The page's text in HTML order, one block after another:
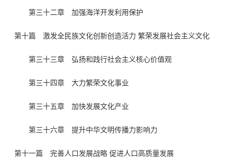
第三十二章 加强海洋开发利用保护
第十篇 激发全民族文化创新创造活力 繁荣发展社会主义文化
第三十三章 弘扬和践行社会主义核心价值观
第三十四章 大力繁荣文化事业
第三十五章 加快发展文化产业
第三十六章 提升中华文明传播力影响力
第十一篇 完善人口发展战略 促进人口高质量发展